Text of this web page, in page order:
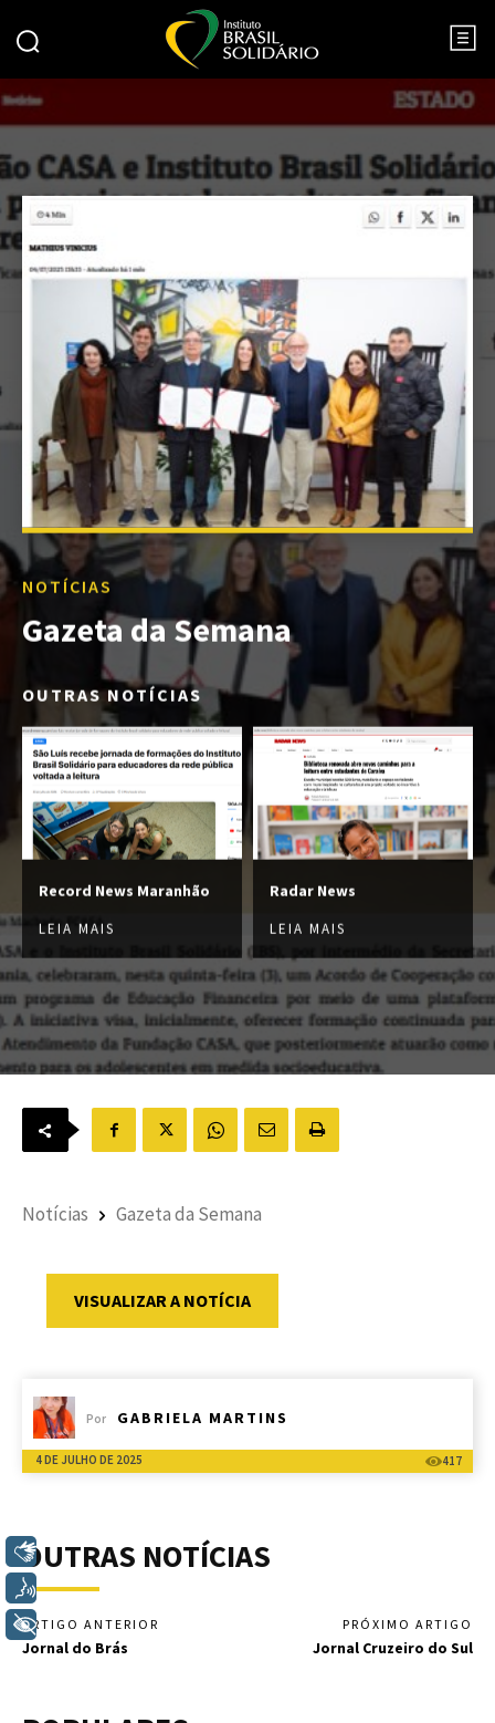
NOTÍCIAS
Gazeta da Semana
OUTRAS NOTÍCIAS
Record News Maranhão
LEIA MAIS
Radar News
LEIA MAIS
Notícias Gazeta da Semana
VISUALIZAR A NOTÍCIA
Por GABRIELA MARTINS
4 DE JULHO DE 2025 417
OUTRAS NOTÍCIAS
ARTIGO ANTERIOR
Jornal do Brás
PRÓXIMO ARTIGO
Jornal Cruzeiro do Sul
Libras
Voz
+ Acessibilidade